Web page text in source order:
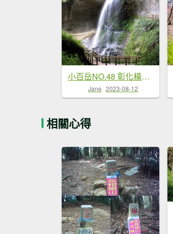
小百岳NO.48 彰化橫山。八卦山 猴探井 溪州公園，溪頭，杉林溪，大崙山銀杏茶園 中寮龍鳳瀑布
Jane 2023-08-12
相關心得